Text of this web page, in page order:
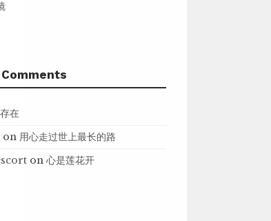
存在
on 用心走过世上最长的路
on心是莲花开